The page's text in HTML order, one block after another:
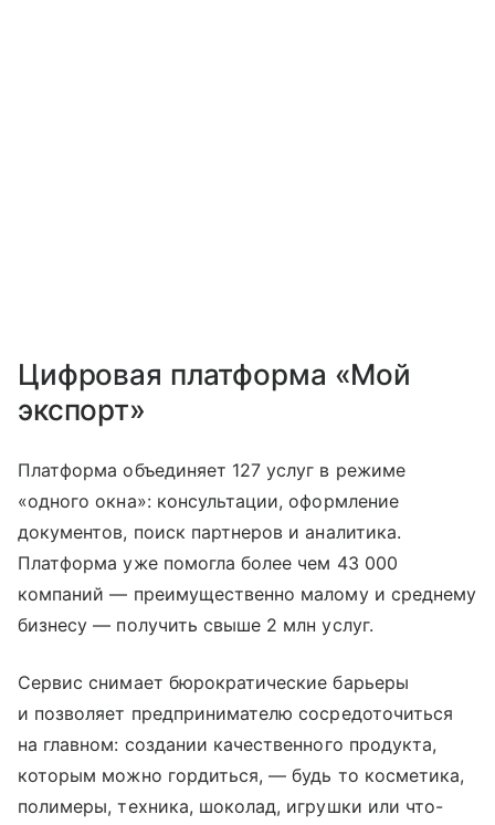
Цифровая платформа «Мой
экспорт»
Платформа объединяет 127 услуг в режиме
«одного окна»: консультации, оформление
документов, поиск партнеров и аналитика.
Платформа уже помогла более чем 43 000
компаний — преимущественно малому и среднему
бизнесу — получить свыше 2 млн услуг.
Сервис снимает бюрократические барьеры
и позволяет предпринимателю сосредоточиться
на главном: создании качественного продукта,
которым можно гордиться, — будь то косметика,
полимеры, техника, шоколад, игрушки или что-